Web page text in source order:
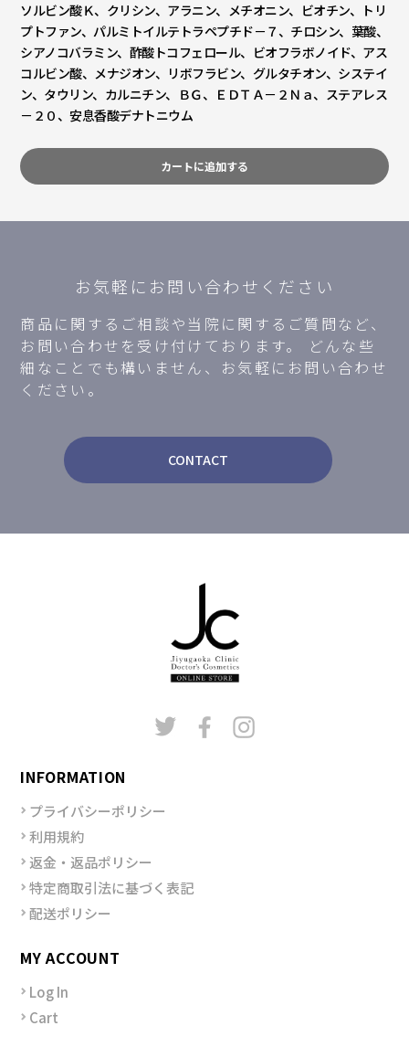
ソルビン酸Ｋ、クリシン、アラニン、メチオニン、ビオチン、トリ
プトファン、パルミトイルテトラペプチド－７、チロシン、葉酸、
シアノコバラミン、酢酸トコフェロール、ビオフラボノイド、アス
コルビン酸、メナジオン、リボフラビン、グルタチオン、システイ
ン、タウリン、カルニチン、ＢＧ、ＥＤＴＡ－２Ｎａ、ステアレス
－２０、安息香酸デナトニウム
カートに追加する
お気軽にお問い合わせください
商品に関するご相談や当院に関するご質問など、
お問い合わせを受け付けております。
どんな些
細なことでも構いません、お気軽にお問い合わせ
ください。
CONTACT
INFORMATION
プライバシーポリシー
利用規約
返金・返品ポリシー
特定商取引法に基づく表記
配送ポリシー
MY ACCOUNT
Log In
Cart